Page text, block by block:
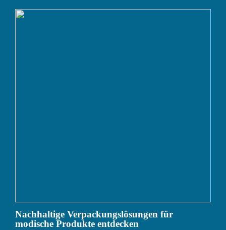
Nachhaltige Verpackungslösungen für
modische Produkte entdecken